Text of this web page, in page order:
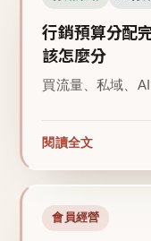
行銷預算分配
該怎麼分
買流量、私域、
閱讀全文
會員經營